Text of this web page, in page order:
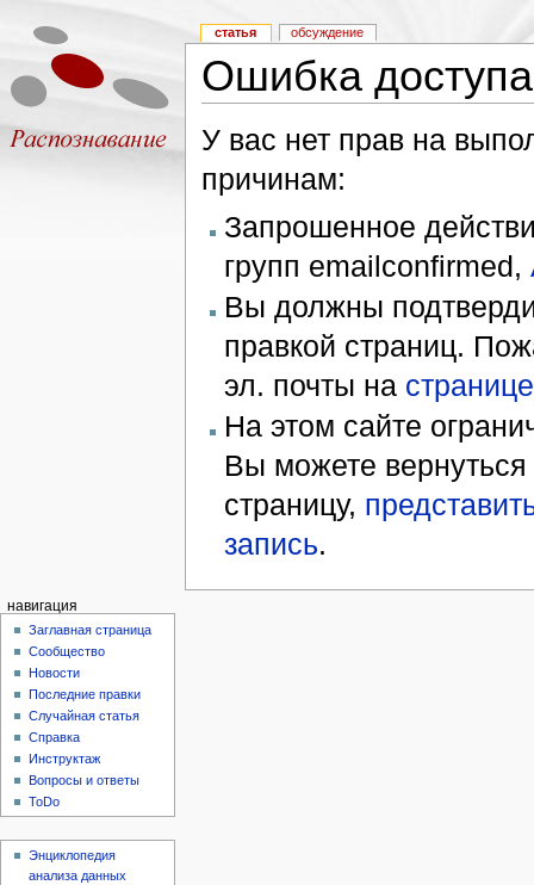
Ошибка доступа
У вас нет прав на
причинам:
Запрошенное
групп emailconfirmed,
Вы должны
правкой страниц.
эл. почты на
На этом сайте
Вы можете
страницу,
запись.
статья обсуждение
навигация
Заглавная страница
Сообщество
Новости
Последние правки
Случайная статья
Справка
Инструктаж
Вопросы и ответы
ToDo
Энциклопедия
анализа данных